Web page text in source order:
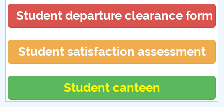
Student departure clearance form
Student satisfaction assessment
Student canteen